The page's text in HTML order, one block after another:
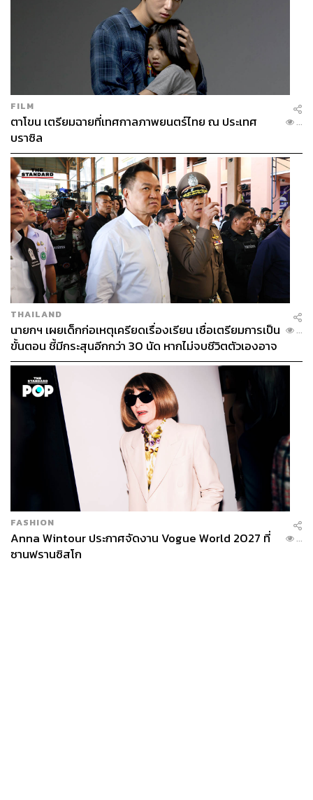
สุรเชษฐ กองชีพ กรรมการผู้จัดการ บริษัท พร็อพเพอร์ตี้
(Property DNA)บริษัทที่ปรึกษาด้าน
ประเมินว่า CPN น่าจะต่อสัญญาเช่า
เซ็นทรัลลาดพร้าว มองว่าการมีศูนย์การค้าติดกัน 2 ศูนย์ใน
ระยะห่างกันไม่กี่ร้อยเมตร ไม่ใช่เรื่องใหม่สำหรับ CPN
เพราะมองว่า CPN มีเซ็นทรัลเวิลด์ เซ็นทรัล ชิดลม และ
เซ็นทรัล เอ็มบาสซี ที่ห่างกันเพียง 200-500 เมตร ที่สำคัญ
CPN กำลังสร้างศูนย์การค้าแห่งใหม่ที่โรงหนังสกาลาเดิมอีก
แห่ง เท่ากับว่าในรัศมี 1.5 กิโลเมตร จะมีศูนย์การค้าค่าย
CPN ถึง 4 แห่งในย่านนี้
“CPN อาจจะพัฒนาเส้นพหลโยธินให้กลายเป็น Retail
District แห่งใหม่ เชื่อมต่อย่านช้อปปิ้งระหว่างเซ็นทรัล
ลาดพร้าวและโครงการมิกซ์ยูส โดยแบ่งเซ็กเมนต์จับตลาด
แบ่งกลุ่มเป้าหมายกันไปแต่เงื่อนไขสำคัญน่าจะอยู่ที่ค่าเช่า
กับ ที่รฟท.ถ้าแพงขึ้นเยอะก็อาจจะไม่ต่อสัญญา
สุรเชษฐ
กล่าว
CPNคงต้องประเมินว่า คุ้มหรือไม่ที่จะกอดเซ็นทรัล พลาซ่า
ลาดพร้าวไว้ พร้อมกับการลงทุนพัฒนาโครงการใหม่อีก
หลายหมื่นล้าน หรือจะยอมปล่อยให้กลุ่มใหม่เข้ามาเสียบ ซึ่ง
ในตลาดมีคู่แข่งอยู่ไม่กี่เจ้า ไม่ว่าจะเป็นเดอะมอลล์ สยามพิ
หรือผู้พัฒนาศูนย์การค้าหน้าใหม่ทุนหนาอย่าง‘
’
ของเจ้าสัวธนินท์ เจียรวนนท์ และทีซีซี กรุ๊ป ของเจ้าสัวเจริญ
สิริวัฒนภักดี ที่โครงการยักษ์ระดับแสนล้านในมือของทั้งคู่
The Forestias และ One Bangkokกำลังจะใกล้แล้ว
เสร็จใน1-2ปีข้างหน้านี้
สามารถติดตาม THE STANDARD WEALTH
FILM
ตาโขน เตรียมฉายที่เทศกาลภาพยนตร์ไทย ณ ประเทศ
บราซิล
...
THAILAND
นายกฯ เผยเด็กก่อเหตุเครียดเรื่องเรียน เชื่อเตรียมการเป็น
ขั้นตอน ชี้มีกระสุนอีกกว่า 30 นัด หากไม่จบชีวิตตัวเองอาจ
สูญเสียเพิ่ม
...
FASHION
Anna Wintour ประกาศจัดงาน Vogue World 2027 ที่
ซานฟรานซิสโก
...